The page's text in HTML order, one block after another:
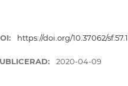
https://doi.org/10.37062/sf.57.1
2020-04-09